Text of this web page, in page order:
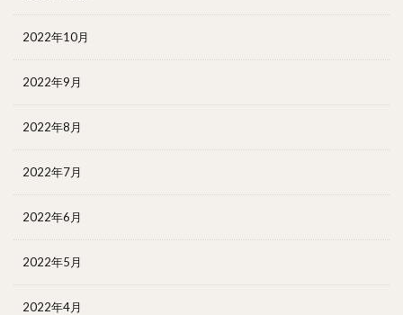
2022年10月
2022年9月
2022年8月
2022年7月
2022年6月
2022年5月
2022年4月